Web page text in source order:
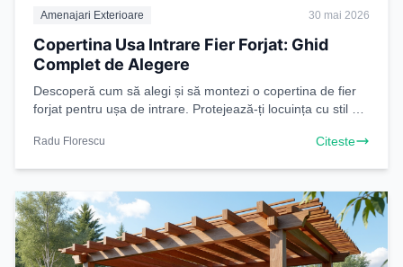
Amenajari Exterioare 30 mai 2026
Copertina Usa Intrare Fier Forjat: Ghid
Complet de Alegere
Descoperă cum să alegi și să montezi o copertina de fier
forjat pentru ușa de intrare. Protejează-ți locuința cu stil și
Radu Florescu Citeste